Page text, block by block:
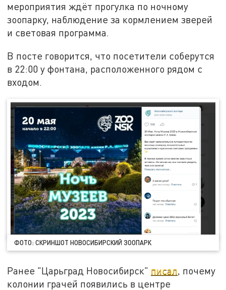
мероприятия ждёт прогулка по ночному
зоопарку, наблюдение за кормлением зверей
и световая программа.
В посте говорится, что посетители соберутся
в 22:00 у фонтана, расположенного рядом с
входом.
ФОТО: СКРИНШОТ НОВОСИБИРСКИЙ ЗООПАРК
Ранее "Царьград Новосибирск" писал, почему
колонии грачей появились в центре